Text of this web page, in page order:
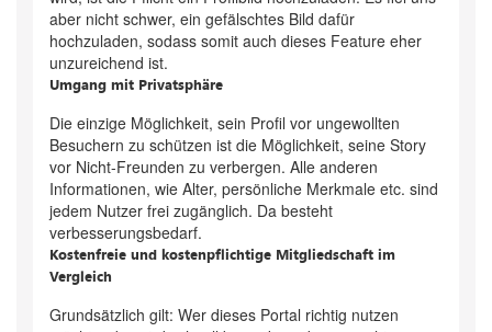
aber nicht schwer, ein gefälschtes Bild dafür
hochzuladen, sodass somit auch dieses Feature eher
unzureichend ist.
Umgang mit Privatsphäre
Die einzige Möglichkeit, sein Profil vor ungewollten
Besuchern zu schützen ist die Möglichkeit, seine Story
vor Nicht-Freunden zu verbergen. Alle anderen
Informationen, wie Alter, persönliche Merkmale etc. sind
jedem Nutzer frei zugänglich. Da besteht
verbesserungsbedarf.
Kostenfreie und kostenpflichtige Mitgliedschaft im
Vergleich
Grundsätzlich gilt: Wer dieses Portal richtig nutzen